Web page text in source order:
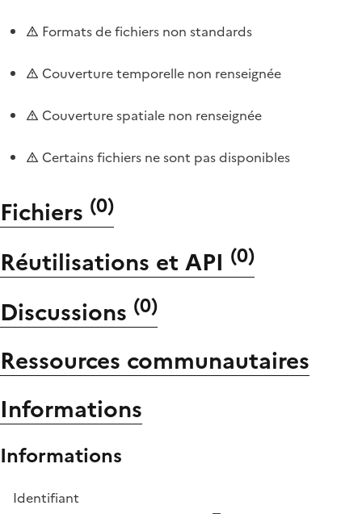
Formats de fichiers non standards
Couverture temporelle non renseignée
Couverture spatiale non renseignée
Certains fichiers ne sont pas disponibles
Fichiers (0)
Réutilisations et API (0)
Discussions (0)
Ressources communautaires
Informations
Informations
Identifiant